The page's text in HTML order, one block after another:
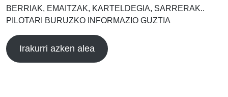
BERRIAK, EMAITZAK, KARTELDEGIA, SARRERAK..
PILOTARI BURUZKO INFORMAZIO GUZTIA
Irakurri azken alea